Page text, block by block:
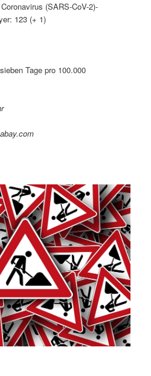
(SARS-CoV-2)-
123 (+ 1)
Tage pro 100.000